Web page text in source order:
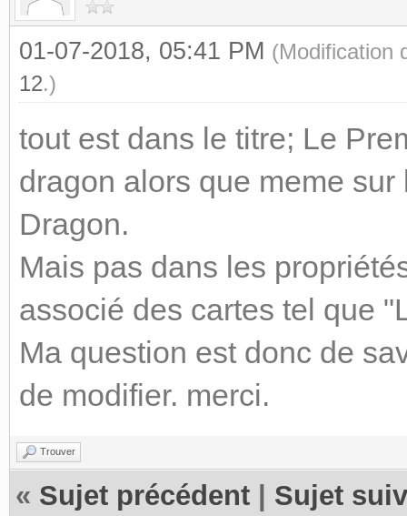
01-07-2018, 05:41 PM (Modification
12.)
tout est dans le titre; Le
dragon alors que meme
Dragon.
Mais pas dans les
associé des cartes tel que
Ma question est donc de
de modifier. merci.
Trouver
« Sujet précédent Sujet